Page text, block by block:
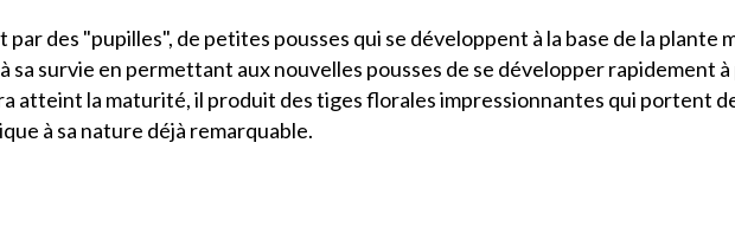
des "pupilles", de petites pousses qui se développent à la base de la plante
survie en permettant aux nouvelles pousses de se développer rapidement à
atteint la maturité, il produit des tiges florales impressionnantes qui portent
à sa nature déjà remarquable.